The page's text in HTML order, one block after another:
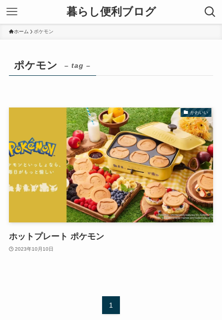
暮らし便利ブログ
ホーム ポケモン
ポケモン – tag –
かわいい
ホットプレート ポケモン
2023年10月10日
1